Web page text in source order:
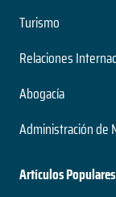
Turismo
Relaciones
Abogacía
Administración de
Artículos Populares